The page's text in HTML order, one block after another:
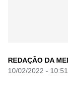
REDAÇÃO DA
10/02/2022 - 10:51